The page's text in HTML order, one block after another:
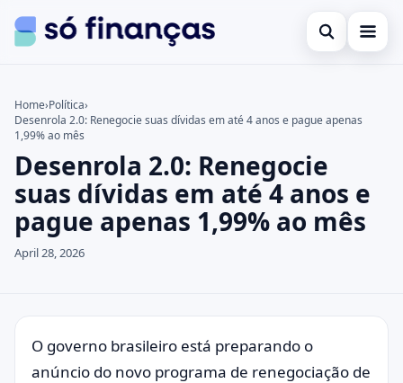
Open search
Empréstimos
Investimentos
Search the site
Search for:
Press Enter to search or ESC to close.
Home›Política›
Desenrola 2.0: Renegocie suas dívidas em até 4 anos e pague apenas
1,99% ao mês
Desenrola 2.0: Renegocie
suas dívidas em até 4 anos e
pague apenas 1,99% ao mês
April 28, 2026
O governo brasileiro está preparando o
anúncio do novo programa de renegociação de